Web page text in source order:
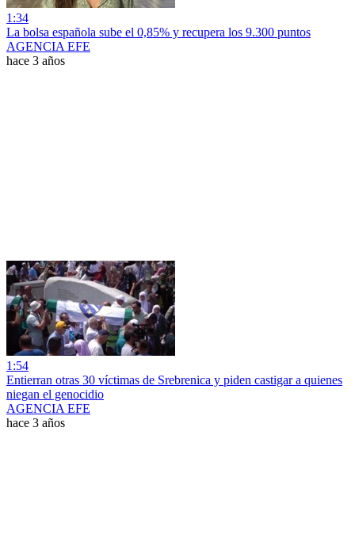
1:34
La bolsa española sube el 0,85% y recupera los 9.300 puntos
AGENCIA EFE
hace 3 años
1:54
Entierran otras 30 víctimas de Srebrenica y piden castigar a quienes
niegan el genocidio
AGENCIA EFE
hace 3 años